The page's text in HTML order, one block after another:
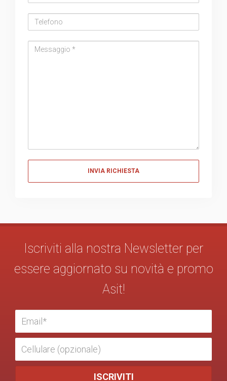
Iscriviti alla nostra Newsletter per
essere aggiornato su novità e promo
Asit!